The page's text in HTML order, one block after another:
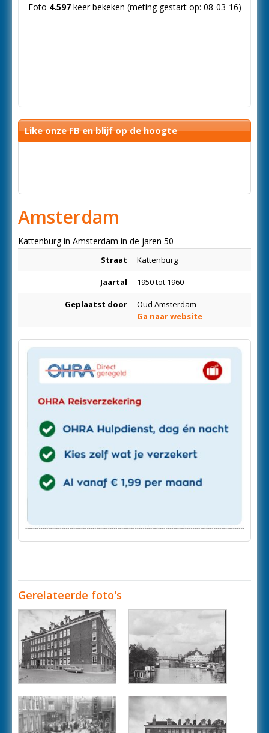
Foto 4.597keer bekeken (meting gestart op: 08-03-16)
Like onze FB en blijf op de hoogte
Amsterdam
Kattenburg in Amsterdam in de jaren 50
Straat Kattenburg
Jaartal 1950 tot 1960
Geplaatst door
Oud Amsterdam
Ga naar website
Gerelateerde foto's